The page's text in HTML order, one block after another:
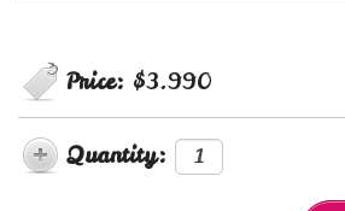
Price: $3.990
Quantity: